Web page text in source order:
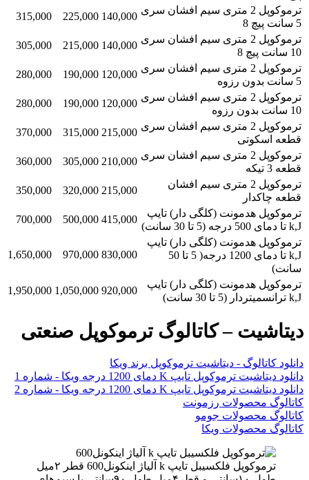
ترموکوپل 2 متری سیم افشان سری
5 سانت پیچ 8
140,000
225,000
315,000
ترموکوپل 2 متری سیم افشان سری
10 سانت پیچ 8
140,000
215,000
305,000
ترموکوپل 2 متری سیم افشان سری
5 سانت بدون رزوه
120,000
190,000
280,000
ترموکوپل 2 متری سیم افشان سری
10 سانت بدون رزوه
120,000
190,000
280,000
ترموکوپل 2 متری سیم افشان سری
قطعه اسکوتی
215,000
315,000
370,000
ترموکوپل 2 متری سیم افشان سری
قطعه 3 تیکه
210,000
305,000
360,000
ترموکوپل 2 متری سیم افشان
قطعه چاکدار
215,000
320,000
350,000
ترموکوپل هدمونت (کلگی دار) تایپ
k,J تا دمای 500 درجه (5 تا 30 سانت)
415,000
500,000
700,000
ترموکوپل هدمونت (کلگی دار) تایپ
k,J تا دمای 1200 درجه( 5 تا 50
سانت)
830,000
970,000
1,650,000
ترموکوپل هدمونت (کلگی دار) تایپ
k,J ترانسمیتردار (5 تا 30 سانت)
920,000
1,050,000
1,950,000
دیتاشیت – کاتالوگ ترموکوپل صنعتی
دانلود کاتالوگ - دیتاشیت ترموکوپل برند ویکا
دانلود دیتاشیت ترموکوپل تایپ K دمای 1200 درجه ویکا - شماره 1
دانلود دیتاشیت ترموکوپل تایپ K دمای 1200 درجه ویکا - شماره 2
کاتالوگ محصولات رزمونت
کاتالوگ محصولات جومو
کاتالوگ محصولات ویکا
ترموکوپل فلکسیبل تایپ k آلیاژ اینکونل600 قطر ۲میل